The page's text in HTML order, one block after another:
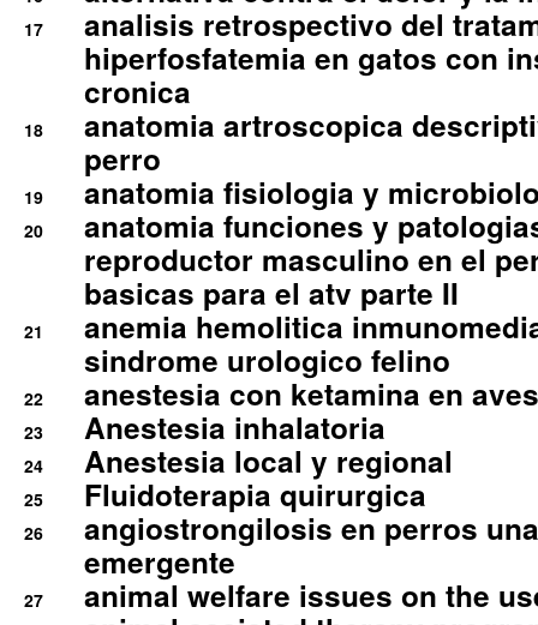
17
analisis retrospectivo del
hiperfosfatemia en gatos con
cronica
18
anatomia artroscopica
perro
19 anatomia fisiologia y
20
anatomia funciones y
reproductor masculino en el
basicas para el atv parte II
21
anemia hemolitica
sindrome urologico felino
22 anestesia con ketamina en
23 Anestesia inhalatoria
24 Anestesia local y regional
25 Fluidoterapia quirurgica
26
angiostrongilosis en perros
emergente
27
animal welfare issues on the